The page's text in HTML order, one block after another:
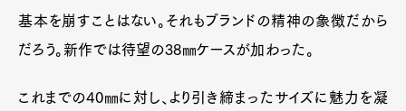
基本を崩すことはない。それもブランドの精神の象徴だから
だろう。新作では待望の38㎜ケースが加わった。
これまでの40㎜に対し、より引き締まったサイズに魅力を凝